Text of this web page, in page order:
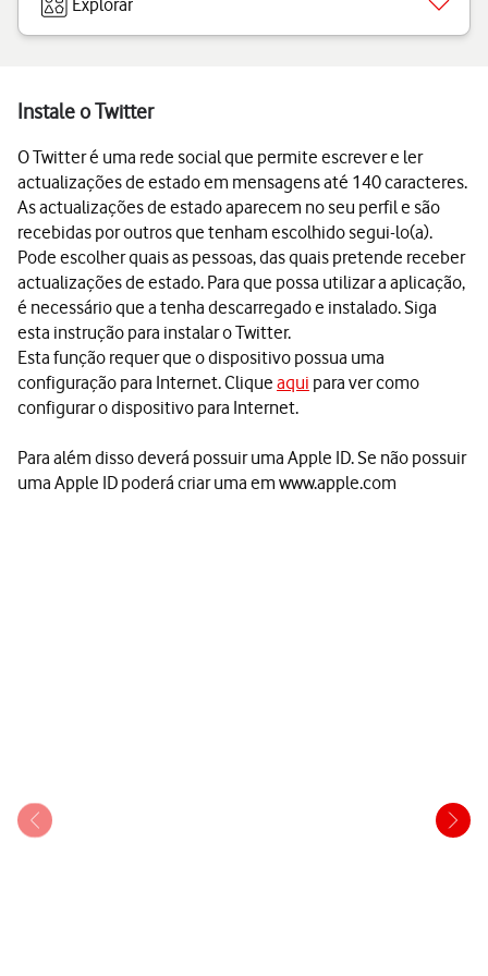
Explorar
Instale o Twitter
O Twitter é uma rede social que permite escrever e ler
actualizações de estado em mensagens até 140 caracteres.
As actualizações de estado aparecem no seu perfil e são
recebidas por outros que tenham escolhido segui-lo(a).
Pode escolher quais as pessoas, das quais pretende receber
actualizações de estado. Para que possa utilizar a aplicação,
é necessário que a tenha descarregado e instalado. Siga
esta instrução para instalar o Twitter.
Esta função requer que o dispositivo possua uma
configuração para Internet. Clique aqui para ver como
configurar o dispositivo para Internet.
Para além disso deverá possuir uma Apple ID. Se não possuir
uma Apple ID poderá criar uma em www.apple.com